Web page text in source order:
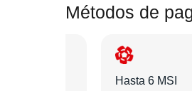
Métodos de
Hasta 6 MSI